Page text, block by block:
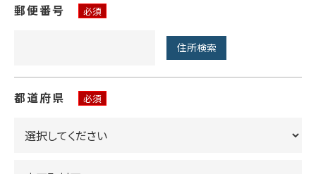
郵便番号 必須
住所検索
都道府県 必須